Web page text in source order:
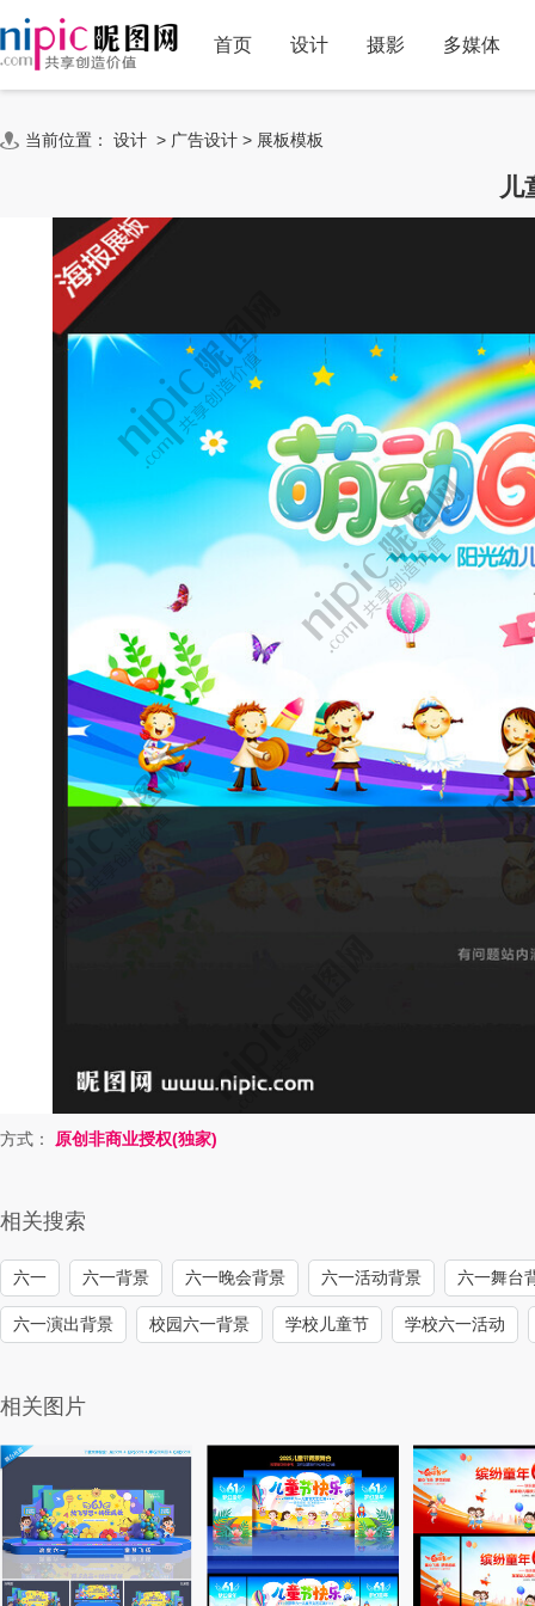
首页 设计 摄影 多媒体
当前位置： 设计 > 广告设计 > 展板模板
儿
方式： 原创非商业授权(独家)
相关搜索
六一 六一背景 六一晚会背景 六一活动背景 六一舞台
六一演出背景 校园六一背景 学校儿童节 学校六一活动
相关图片